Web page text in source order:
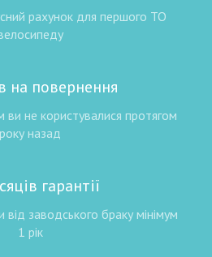
рахунок для першого ТО
на повернення
не користувалися протягом
року назад
гарантії
від заводського браку мінімум
1 рік